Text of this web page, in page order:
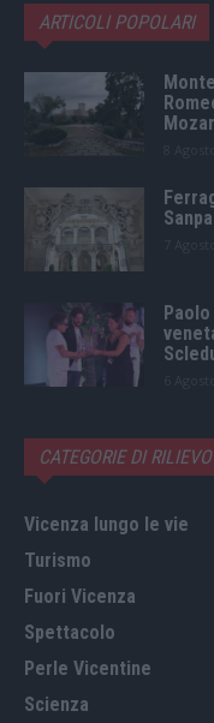
ARTICOLI POPOLARI
CATEGORIE DI RILIEVO
Vicenza lungo le vie
Turismo
Fuori Vicenza
Spettacolo
Perle Vicentine
Scienza